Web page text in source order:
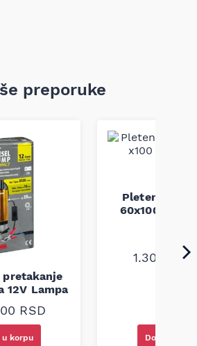
preporuke
pretakanje
12V Lampa
RSD
u korpu
Pletenica
60x100
1.300,00
Dodaj u